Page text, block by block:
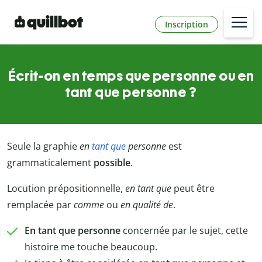
Inscription
Écrit-on en temps que personne ou en
tant que personne ?
Seule la graphieentant quepersonne est
grammaticalement possible.
Locution prépositionnelle, en tant que peut être
remplacée parcomme ou en qualité de.
En tant que personne concernée par le sujet, cette
histoire me touche beaucoup.